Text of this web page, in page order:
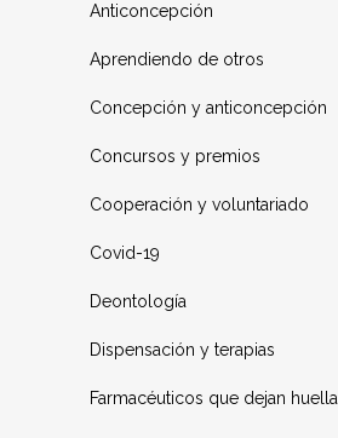
Anticoncepción
Aprendiendo de otros
Concepción y anticoncepción
Concursos y premios
Cooperación y voluntariado
Covid-19
Deontología
Dispensación y terapias
Farmacéuticos que dejan huella